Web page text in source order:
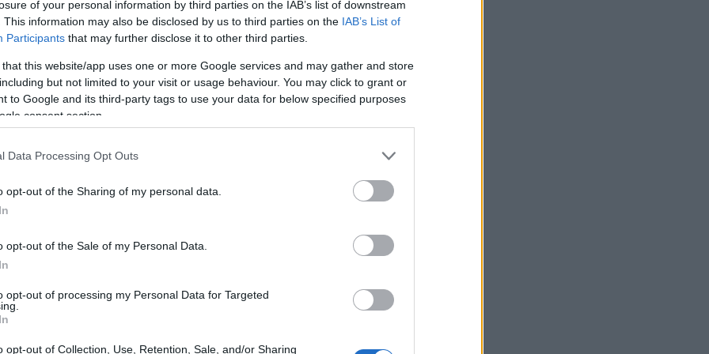
of your personal information by third parties on the IAB’s list of downstream
This information may also be disclosed by us to third parties on the IAB’s List of
Participants that may further disclose it to other third parties.
that this website/app uses one or more Google services and may gather and store
but not limited to your visit or usage behaviour. You may click to grant or
to Google and its third-party tags to use your data for below specified purposes
consent section.
Data Processing Opt Outs
opt-out of the Sharing of my personal data.
opt-out of the Sale of my Personal Data.
opt-out of processing my Personal Data for Targeted
opt-out of Collection, Use, Retention, Sale, and/or Sharing
ο διευθύνων σύμβουλος της
κάποια συμφωνία να βρίσκεται σε
που διερευνούνται, εξήγησε ότι
των πωλήσεων, δραστηριότητες
με πανομοιότυπη κουλτούρα και
των επόμενων εξαγορών θα
στο
της αποτύπωμα σε Κύπρο και
ικανοποιημένος» από το έργο του Πιτ
Χέγκσεθ στο υπουργείο Άμυνας
συμφωνία εξυγίανσης
20:41 Άνοδος σχεδόν 4% για το πετρέλαιο
καθώς το Ιράν εξετάζει περιορισμούς
μήκος του ΒΟΑΚ»
Υεμένη: Επίθεση των Χούθι σε
κυβερνητικές δυνάμεις - Τουλάχιστον
Fars: Το Ιράν εξετάζει νομοσχέδιο για
απαγόρευση διέλευσης πλοίων από
Επένδυση 6,3 δισ. δολαρίων από ΗΑΕ
για data center τεχνητής νοημοσύνης